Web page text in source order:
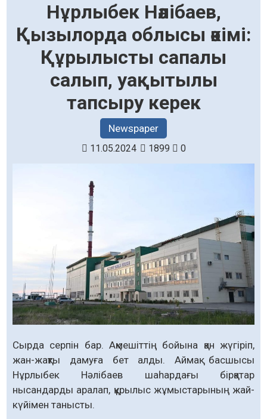
Нұрлыбек Нәлібаев,
Қызылорда облысы әкімі:
Құрылысты сапалы
салып, уақытылы
тапсыру керек
Newspaper
11.05.2024 1899 0
Сырда серпін бар. Ақмешіттің бойына қан жүгіріп,
жан-жақты дамуға бет алды. Аймақ басшысы
Нұрлыбек Нәлібаев шаһардағы бірқатар
нысандарды аралап, құрылыс жұмыстарының жай-
күйімен танысты.